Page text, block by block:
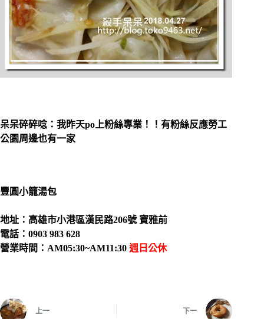
呆呆碎碎唸：我昨天po上粉絲專業！！有粉絲反應勞工
公園周邊也有一家
豐圓小籠湯包
地址：高雄市小港區漢民路206號 寶雅前
電話：0903 983 628
營業時間：AM05:30~AM11:30 週日公休
上一 下一